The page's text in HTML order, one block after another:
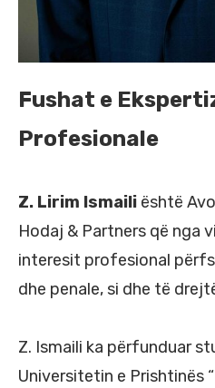
Fushat e
Profesionale
Z. Lirim Ismaili është
Hodaj & Partners që nga
interesit profesional
dhe penale, si dhe të
Z. Ismaili ka përfunduar
Universitetin e Prishtinës